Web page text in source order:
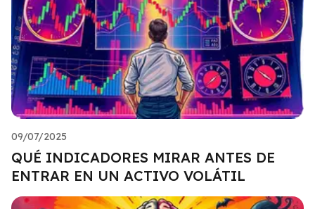
09/07/2025
QUÉ INDICADORES MIRAR ANTES DE
ENTRAR EN UN ACTIVO VOLÁTIL